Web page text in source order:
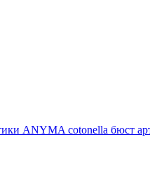
ANYMA cotonella бюст